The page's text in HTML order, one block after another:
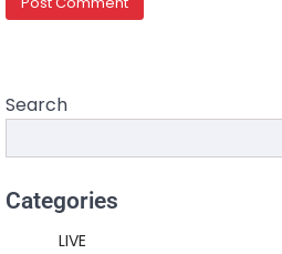
Search
Categories
LIVE